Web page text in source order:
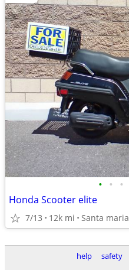
• • •
Honda Scooter elite
7/13 12k mi Santa maria
help safety